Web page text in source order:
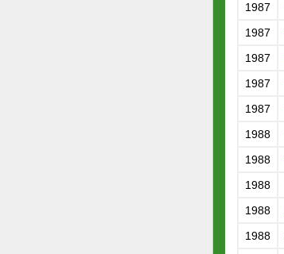
1987
1987
1987
1987
1987
1988
1988
1988
1988
1988